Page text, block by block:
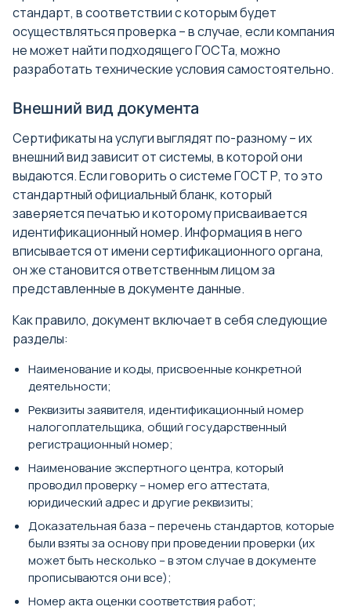
стандарт, в соответствии с которым будет
осуществляться проверка – в случае, если компания
не может найти подходящего ГОСТа, можно
разработать технические условия самостоятельно.
Внешний вид документа
Сертификаты на услуги выглядят по-разному – их
внешний вид зависит от системы, в которой они
выдаются. Если говорить о системе ГОСТ Р, то это
стандартный официальный бланк, который
заверяется печатью и которому присваивается
идентификационный номер. Информация в него
вписывается от имени сертификационного органа,
он же становится ответственным лицом за
представленные в документе данные.
Как правило, документ включает в себя следующие
разделы:
Наименование и коды, присвоенные конкретной
деятельности;
Реквизиты заявителя, идентификационный номер
налогоплательщика, общий государственный
регистрационный номер;
Наименование экспертного центра, который
проводил проверку – номер его аттестата,
юридический адрес и другие реквизиты;
Доказательная база – перечень стандартов, которые
были взяты за основу при проведении проверки (их
может быть несколько – в этом случае в документе
прописываются они все);
Номер акта оценки соответствия работ;